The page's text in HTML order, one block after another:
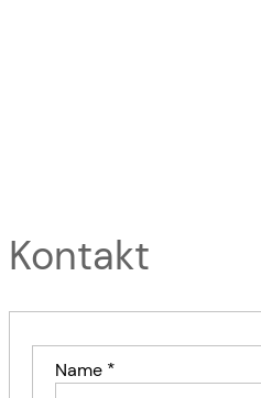
Kontakt
Name *